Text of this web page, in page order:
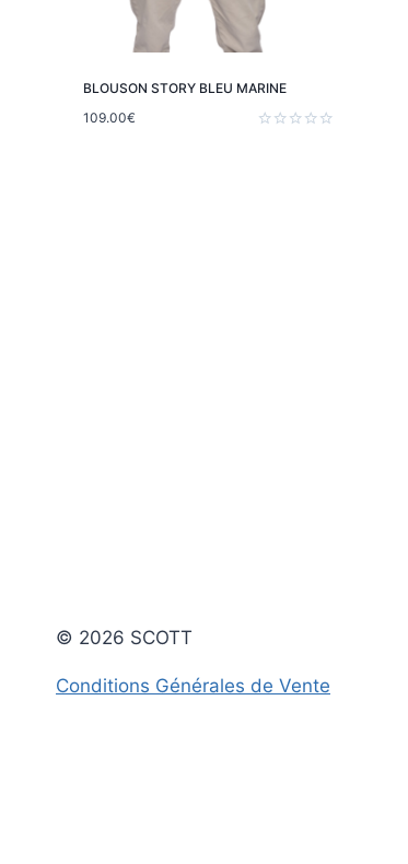
BLOUSON STORY BLEU MARINE
109.00€
© 2026 SCOTT
Conditions Générales de Vente